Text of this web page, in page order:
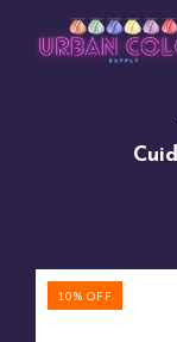
10% OFF